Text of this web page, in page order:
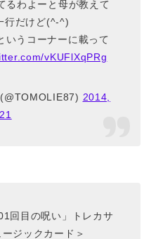
るわよーと母が教えて
行だけど(^-^)
いうコーナーに載って
vKUFlXqPRg
2014,
回目の呪い」トレカサ
ジックカード＞